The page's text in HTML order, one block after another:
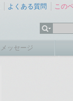
よくある質問 この
メッセージ